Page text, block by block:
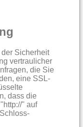
Sicherheit
vertraulicher
die Sie
eine SSL-
dass die
" auf